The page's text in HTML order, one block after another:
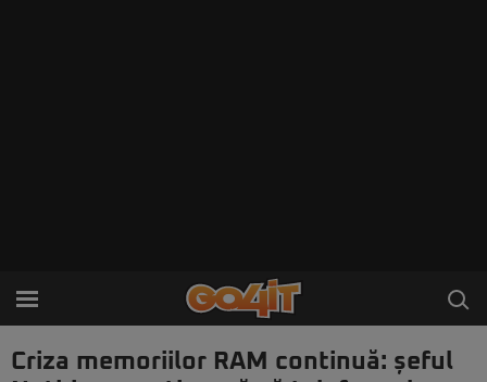
Criza memoriilor RAM continuă: șeful